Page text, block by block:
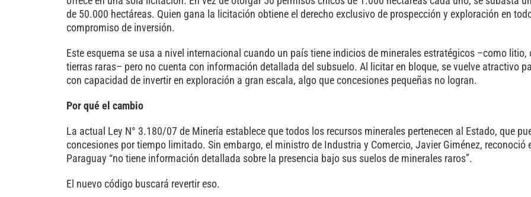
de 50.000 hectáreas. Quien gana la licitación obtiene el derecho exclusivo de prospección y exploración en
compromiso de inversión.
Este esquema se usa a nivel internacional cuando un país tiene indicios de minerales estratégicos –como litio,
tierras raras– pero no cuenta con información detallada del subsuelo. Al licitar en bloque, se vuelve atractivo
con capacidad de invertir en exploración a gran escala, algo que concesiones pequeñas no logran.
Por qué el cambio
La actual Ley N° 3.180/07 de Minería establece que todos los recursos minerales pertenecen al Estado, que
concesiones por tiempo limitado. Sin embargo, el ministro de Industria y Comercio, Javier Giménez, reconoció
Paraguay “no tiene información detallada sobre la presencia bajo sus suelos de minerales raros”.
El nuevo código buscará revertir eso.